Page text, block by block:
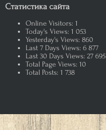
Статистика сайта
Online Visitors: 1
Today's Views: 1 053
Yesterday's Views: 860
Last 7 Days Views: 6 877
Last 30 Days Views: 27 695
Total Page Views: 10
Total Posts: 1 738